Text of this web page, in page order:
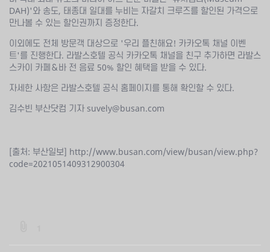
DAH)'와 송도, 태종대 일대를 누비는 자갈치 크루즈를 할인된 가격으로
만나볼 수 있는 할인권까지 증정한다.
이외에도 전체 방문객 대상으로 '우리 플친해요! 카카오톡 채널 이벤
트'를 진행한다. 라발스호텔 공식 카카오톡 채널을 친구 추가하면 라발스
스카이 카페＆바 전 음료 50% 할인 혜택을 받을 수 있다.
자세한 사항은 라발스호텔 공식 홈페이지를 통해 확인할 수 있다.
김수빈 부산닷컴 기자 suvely@busan.com
[출처: 부산일보] http://www.busan.com/view/busan/view.php?
code=2021051409312900304